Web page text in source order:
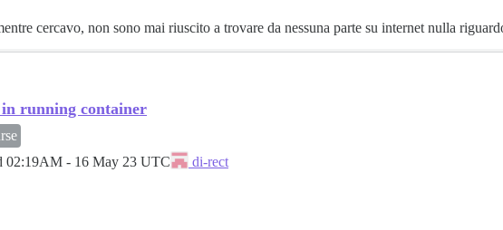
cercavo, non sono mai riuscito a trovare da nessuna parte su internet nulla
running container
02:19AM - 16 May 23 UTC di-rect